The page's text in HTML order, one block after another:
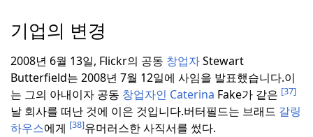
기업의 변경
2008년 6월 13일, Flickr의 공동 창업자Stewart
Butterfield는 2008년 7월 12일에 사임을 발표했습니다.이
는 그의 아내이자 공동 창업자인 Caterina Fake가 같은 [37]
날 회사를 떠난 것에 이은 것입니다.버터필드는 브래드 갈링
하우스에게 [38]유머러스한 사직서를 썼다.